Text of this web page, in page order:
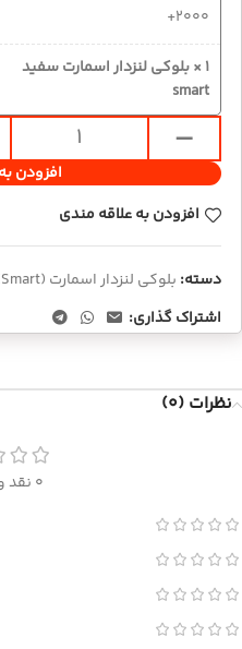
2000+
1
×بلوکی لنزدار اسمارت سفید
smart
افزودن
افزودن به علاقه مندی
دسته: بلوکی لنزدار اسمارت (Smart)
اشتراک گذاری:
نظرات (0)
0 نقد و بررسی